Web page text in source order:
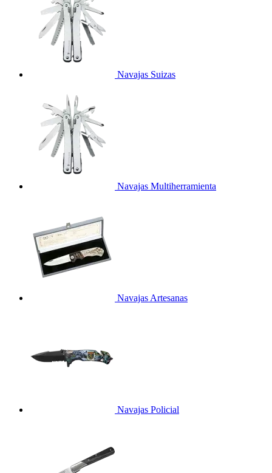
Navajas Suizas
Navajas Multiherramienta
Navajas Artesanas
Navajas Policial